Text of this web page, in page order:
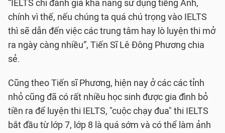
“IELTS chỉ đánh giá khả năng sử dụng tiếng Anh,
chính vì thế, nếu chúng ta quá chú trọng vào IELTS
thì sẽ dẫn đến việc các trung tâm hay lò luyện thi mở
ra ngày càng nhiều”, Tiến Sĩ Lê Đông Phương chia
sẻ.
Cũng theo Tiến sĩ Phương, hiện nay ở các các tỉnh
nhỏ cũng đã có rất nhiều học sinh được gia đình bỏ
tiền ra để luyện thi IELTS, "cuộc chạy đua" thi IELTS
bắt đầu từ lớp 7, lớp 8 là quá sớm và có thể làm ảnh